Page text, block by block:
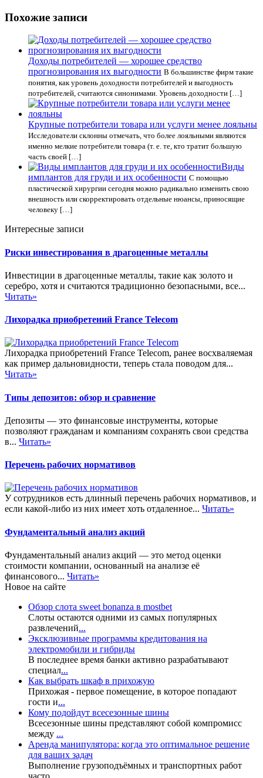
Похожие записи
Доходы потребителей — хорошее средство
прогнозирования их выгодности В большинстве фирм такие
понятия, как уровень доходности потребителей и выгодность
потребителей, считаются синонимами. Уровень доходности […]
Крупные потребители товара или услуги менее лояльны
Исследователи склонны отмечать, что более лояльными являются
именно мелкие потребители товара (т. е. те, кто тратит большую
часть своей […]
Виды
имплантов для груди и их особенности С помощью
пластической хирургии сегодня можно радикально изменить свою
внешность или скорректировать отдельные нюансы, приносящие
человеку […]
Интересные записи
Риски инвестирования в драгоценные металлы
Инвестиции в драгоценные металлы, такие как золото и
серебро, хотя и считаются традиционно безопасными, все...
Читать»
Лихорадка приобретений France Telecom
Лихорадка приобретений France Telecom, ранее восхваляемая
как пример дальновидности, теперь стала поводом для...
Читать»
Типы депозитов: обзор и сравнение
Депозиты — это финансовые инструменты, которые
позволяют гражданам и компаниям сохранять свои средства
в... Читать»
Перечень рабочих нормативов
У сотрудников есть длинный перечень рабочих нормативов, и
если какой-либо из них имеет хоть отдаленное... Читать»
Фундаментальный анализ акций
Фундаментальный анализ акций — это метод оценки
стоимости компании, основанный на анализе её
финансового... Читать»
Новое на сайте
Обзор слота sweet bonanza в mostbet
Слоты остаются одними из самых популярных
развлечений...
Эксклюзивные программы кредитования на
электромобили и гибриды
В последнее время банки активно разрабатывают
специал...
Как выбрать шкаф в прихожую
Прихожая - первое помещение, в которое попадают
гости и...
Кому подойдут всесезонные шины
Всесезонные шины представляют собой компромисс
между ...
Аренда манипулятора: когда это оптимальное решение
для ваших задач
Выполнение грузоподъёмных и транспортных работ
часто